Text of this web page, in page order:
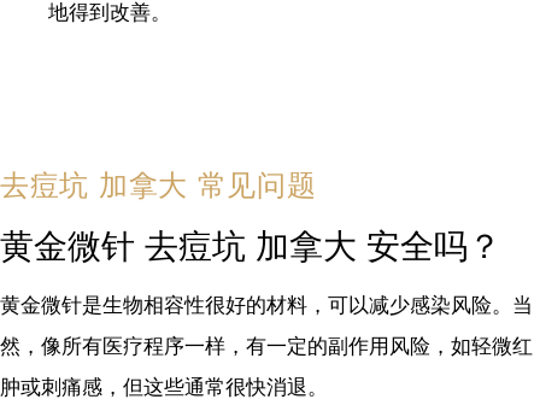
地得到改善。
去痘坑 加拿大 常见问题
黄金微针 去痘坑 加拿大 安全吗？
黄金微针是生物相容性很好的材料，可以减少感染风险。当
然，像所有医疗程序一样，有一定的副作用风险，如轻微红
肿或刺痛感，但这些通常很快消退。